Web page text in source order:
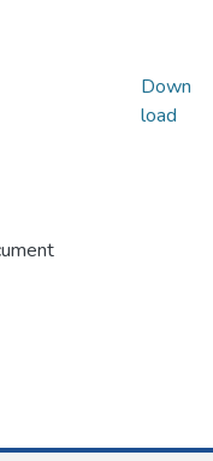
Down
load